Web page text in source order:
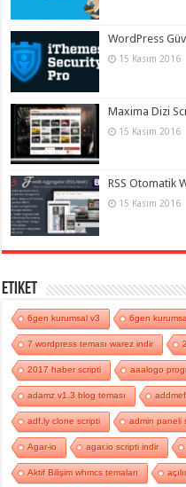
WordPress
15 Kasım 2016
Maxima Dizi
15 Kasım 2016
RSS Otomatik
15 Kasım 2016
Etiket
6gen kurumsal v3 6gen
7 wordpress teması warez indir
2017 haber scripti aaalogo
adamz v1.3 blog teması
adf.ly clone scripti admin paneli
Agar-io agar.io scripti indir
Aktif Bilişim whmcs temaları